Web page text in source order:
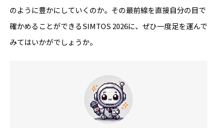
のように豊かにしていくのか。その最前線を直接自分の目で
確かめることができるSIMTOS 2026に、ぜひ一度足を運んで
みてはいかがでしょうか。